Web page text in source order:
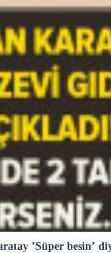
’Süper besin’